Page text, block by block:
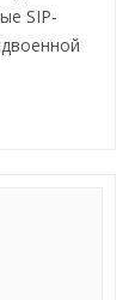
SIP-